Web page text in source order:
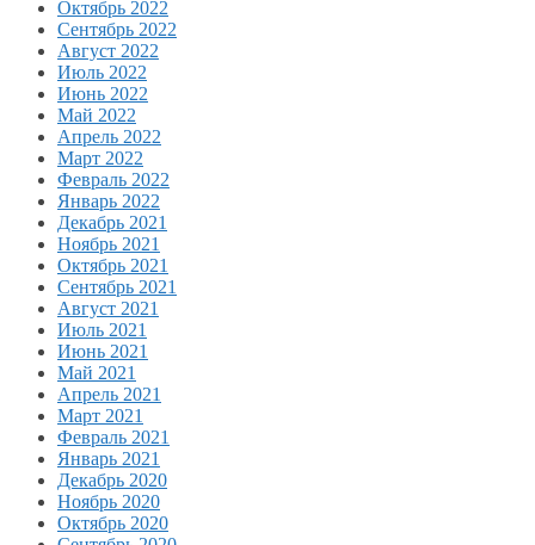
Октябрь 2022
Сентябрь 2022
Август 2022
Июль 2022
Июнь 2022
Май 2022
Апрель 2022
Март 2022
Февраль 2022
Январь 2022
Декабрь 2021
Ноябрь 2021
Октябрь 2021
Сентябрь 2021
Август 2021
Июль 2021
Июнь 2021
Май 2021
Апрель 2021
Март 2021
Февраль 2021
Январь 2021
Декабрь 2020
Ноябрь 2020
Октябрь 2020